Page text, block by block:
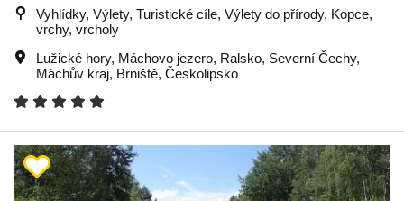
Vyhlídky, Výlety, Turistické cíle, Výlety do přírody, Kopce,
vrchy, vrcholy
Lužické hory, Máchovo jezero, Ralsko, Severní Čechy,
Máchův kraj, Brniště, Českolipsko